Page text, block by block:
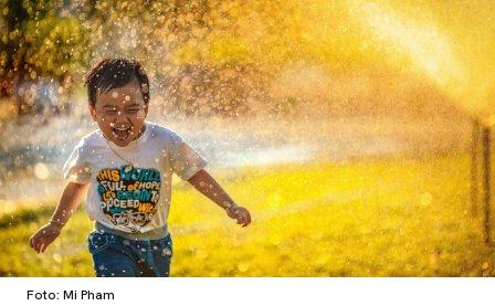
Foto: Mi Pham